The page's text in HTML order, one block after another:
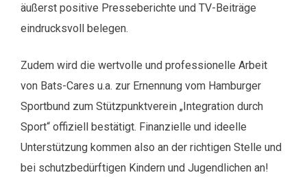
äußerst positive Presseberichte und TV-Beiträge
eindrucksvoll belegen.
Zudem wird die wertvolle und professionelle Arbeit
von Bats-Cares u.a. zur Ernennung vom Hamburger
Sportbund zum Stützpunktverein „Integration durch
Sport“ offiziell bestätigt. Finanzielle und ideelle
Unterstützung kommen also an der richtigen Stelle und
bei schutzbedürftigen Kindern und Jugendlichen an!